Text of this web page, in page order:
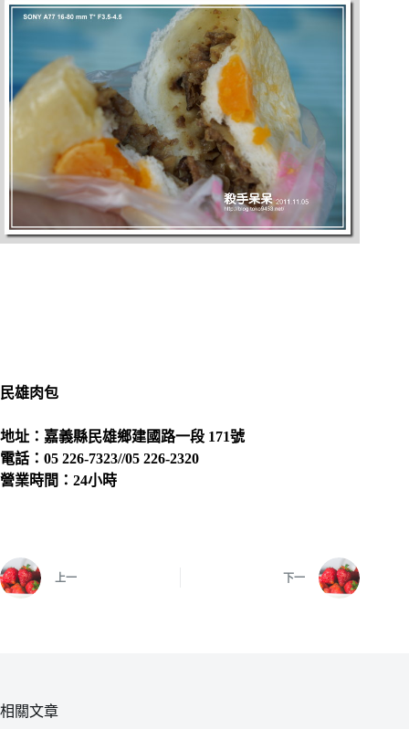
民雄肉包
地址：嘉義縣民雄鄉建國路一段 171號
電話：05 226-7323//05 226-2320
營業時間：24小時
上一 下一
相關文章